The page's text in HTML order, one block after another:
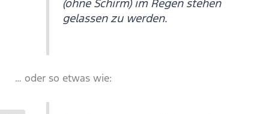
(ohne Schirm) im Regen stehen
gelassen zu werden.
… oder so etwas wie: